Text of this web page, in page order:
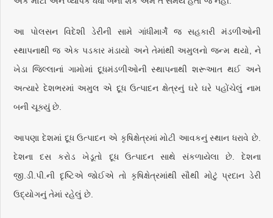
આ પોલસન વિદેશી ડેરીની સામે ગાંધીમાર્ગે જ સહકારી મંડળીઓની
સ્થાપનાથી જ એક પડકાર મંડાયો અને તેમાંથી અમુલનો જન્મ થયો, ને
ખેડા જિલ્લાનાં ગામોમાં દૂધમંડળીઓની સ્થાપનાથી શરૂઆત થઈ અને
અત્યારે દેશભરમાં અમુલ એ દૂધ ઉત્પાદન ક્ષેત્રનું ઘરે ઘરે પહોંચેલું નામ
બની ચૂક્યું છે.
આપણા દેશમાં દૂધ ઉત્પાદન એ કૃષિક્ષેત્રમાં મોટી આવકનું સ્થાન ધરાવે છે.
દેશના દસ કરોડ ખેડૂતો દૂધ ઉત્પાદન સાથે સંકળાયેલા છે. દેશના
જી.ડી.પી.ની દૃષ્ટિએ જોઈએ તો કૃષિક્ષેત્રમાંથી સૌથી મોટું પ્રદાન ડેરી
ઉદ્યોગનું તેમાં રહેલું છે.